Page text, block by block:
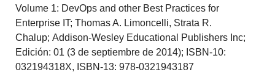
Volume 1: DevOps and other Best Practices for
Enterprise IT; Thomas A. Limoncelli, Strata R.
Chalup; Addison-Wesley Educational Publishers Inc;
Edición: 01 (3 de septiembre de 2014); ISBN-10:
032194318X, ISBN-13: 978-0321943187